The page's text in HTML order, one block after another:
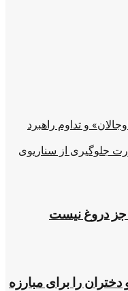
و تداوم راهبرد
جلوگیری از سناریوی
دروغ نیست
را برای مبارزه